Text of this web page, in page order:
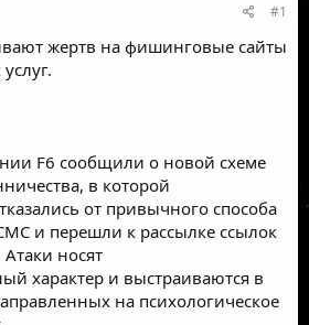
#1
жертв на фишинговые сайты
F6 сообщили о новой схеме
в которой
от привычного способа
и перешли к рассылке ссылок
носят
характер и выстраиваются в
на психологическое